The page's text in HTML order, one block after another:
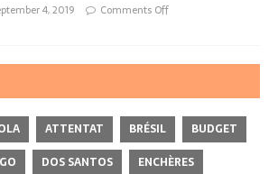
4, 2019 Comments Off
ATTENTAT BRÉSIL
BUDGET
DOS SANTOS
ENCHÈRES